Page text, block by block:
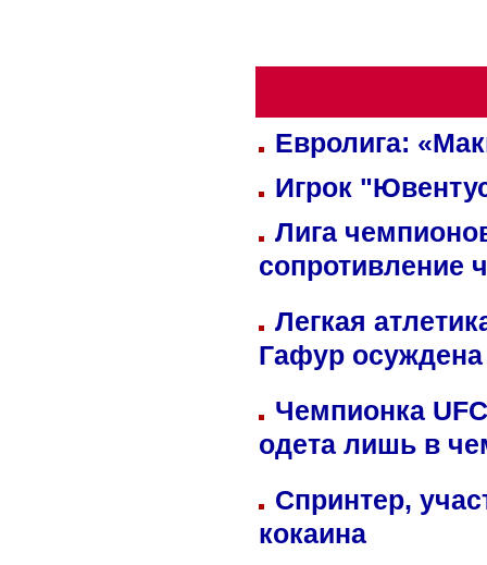
Евролига:
Игрок
Лига
сопротивление
Легкая
Гафур осуждена
Чемпионка
одета лишь в
Спринтер,
кокаина